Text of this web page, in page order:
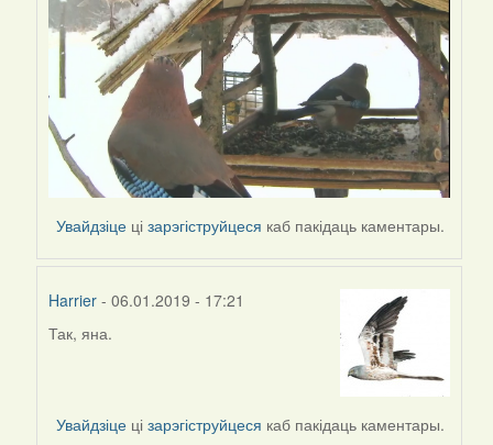
Увайдзіце цізарэгіструйцеся каб пакідаць каментары.
Harrier - 06.01.2019 - 17:21
In
Наталья
Так, яна.
Увайдзіце цізарэгіструйцеся каб пакідаць каментары.